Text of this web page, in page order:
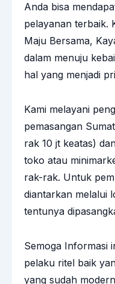
Anda bisa
pelayanan terbaik.
Maju Bersama,
dalam menuju
hal yang menjadi
Kami melayani
pemasangan
rak 10 jt keatas)
toko atau
rak-rak. Untuk
diantarkan melalui
tentunya
Semoga Informasi
pelaku ritel baik
yang sudah